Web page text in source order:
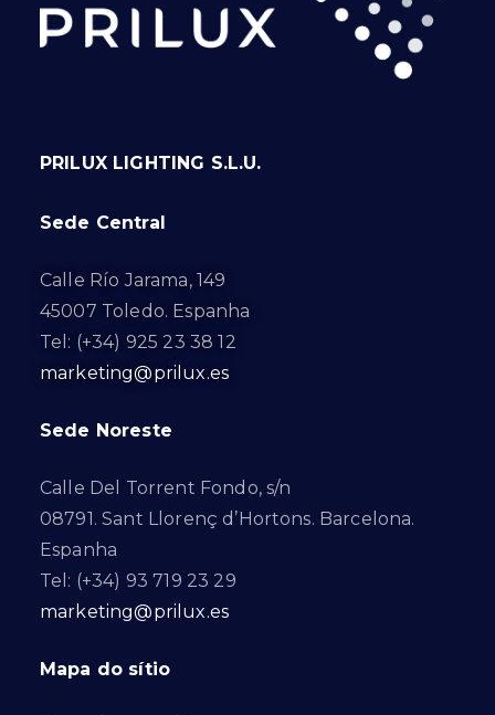
PRILUX LIGHTING S.L.U.
Sede Central
Calle Río Jarama, 149
45007 Toledo. Espanha
Tel: (+34) 925 23 38 12
marketing@prilux.es
Sede Noreste
Calle Del Torrent Fondo, s/n
08791. Sant Llorenç d’Hortons. Barcelona.
Espanha
Tel: (+34) 93 719 23 29
marketing@prilux.es
Mapa do sítio